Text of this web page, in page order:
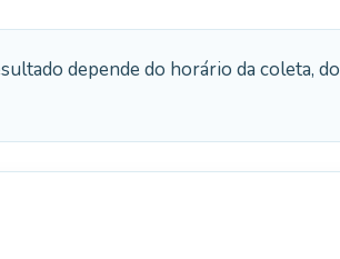
depende do horário da coleta, do